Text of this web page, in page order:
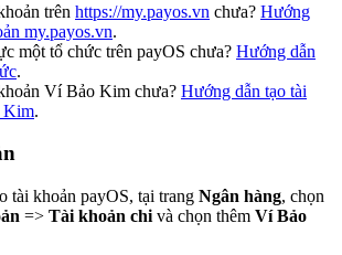
trên https://my.payos.vn chưa? Hướng
my.payos.vn.
một tổ chức trên payOS chưa? Hướng dẫn
.
Ví Bảo Kim chưa? Hướng dẫn tạo tài
Kim.
tài khoản payOS, tại trang Ngân hàng, chọn
=> Tài khoản chi và chọn thêm Ví Bảo